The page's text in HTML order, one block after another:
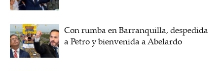
Con rumba en Barranquilla, despedida
a Petro y bienvenida a Abelardo